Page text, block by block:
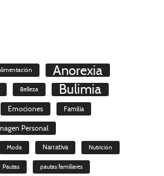
Anorexia
Belleza Bulimia
Emociones Familia
Personal
Moda Narrativa Nutrición
Pautas pautas familiares